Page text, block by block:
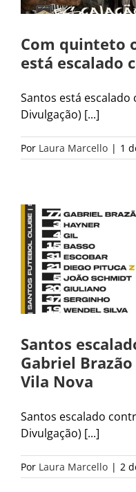
Com quinteto
está escalado
Santos está
Divulgação) [...]
Por Laura Marcello | 1
Santos
Gabriel
Vila Nova
Santos escalado
Divulgação) [...]
Por Laura Marcello | 2